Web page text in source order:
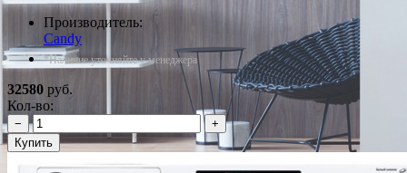
Производитель:
Candy
*Наличие уточняйте у менеджера
32580 руб.
Кол-во:
−
+
Купить